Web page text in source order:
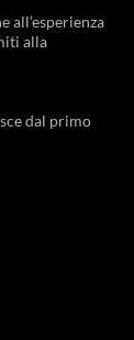
all’esperienza
alla
dal primo